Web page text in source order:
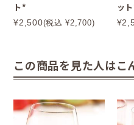
ト*
¥2,500(税込 ¥2,700)
ッ
この商品を見た人はこ